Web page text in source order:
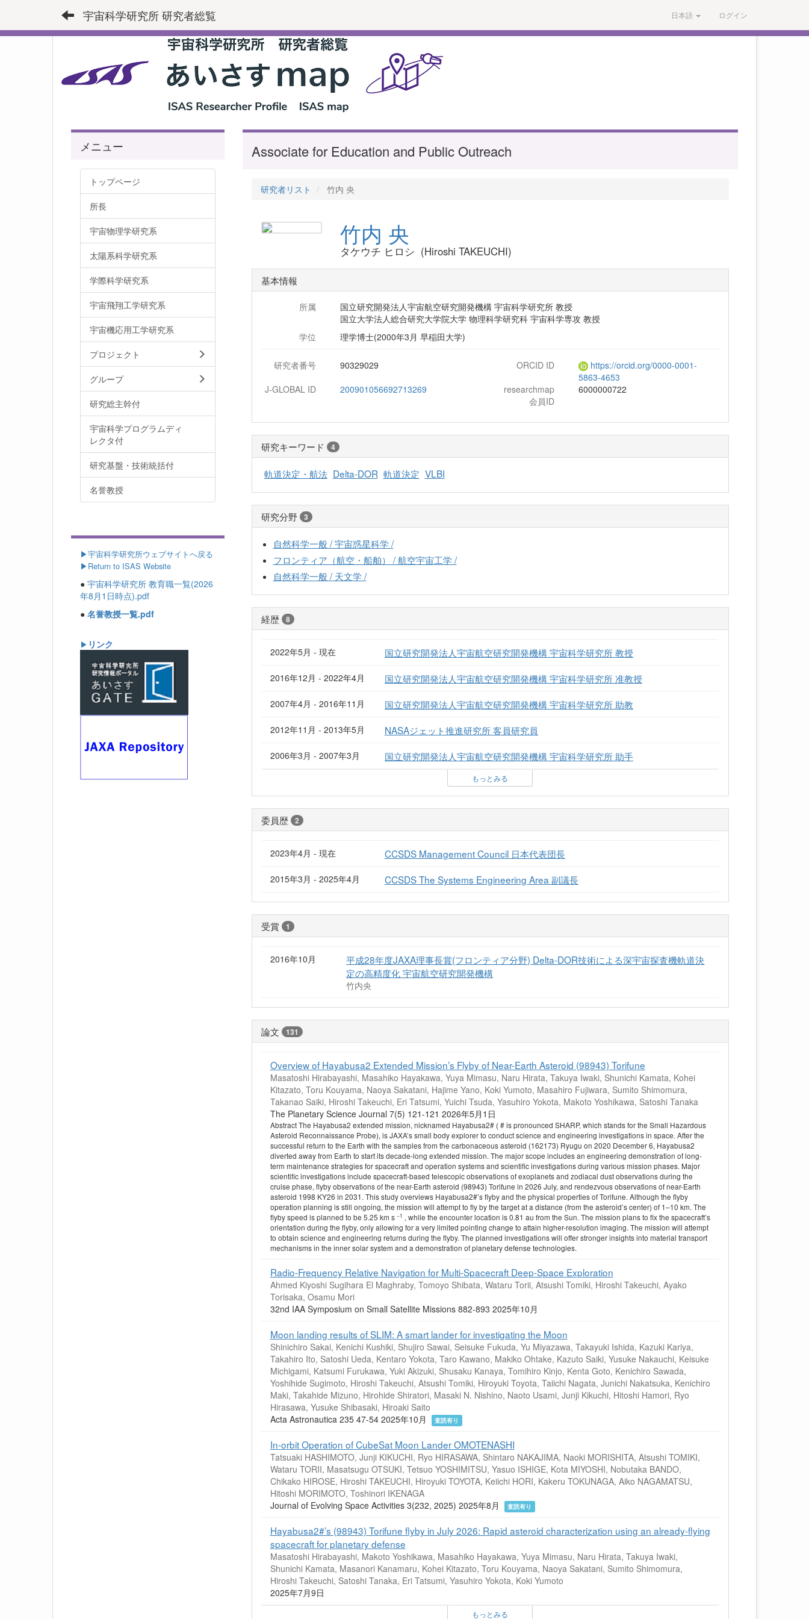
宇宙科学研究所 研究者総覧 日本語 ログイン
Associate for Education and Public Outreach
研究者リスト 竹内 央
竹内 央
タケウチ ヒロシ (Hiroshi TAKEUCHI)
基本情報
所属
国立研究開発法人宇宙航空研究開発機構 宇宙科学研究所 教授
国立大学法人総合研究大学院大学 物理科学研究科 宇宙科学専攻 教授
学位
理学博士(2000年3月 早稲田大学)
研究者番号 90329029 ORCID ID
https://orcid.org/0000-0001-
5863-4653
J-GLOBAL ID
200901056692713269
researchmap
会員ID
6000000722
研究キーワード 4
軌道決定・航法 Delta-DOR 軌道決定 VLBI
研究分野 3
自然科学一般 / 宇宙惑星科学 /
フロンティア（航空・船舶） / 航空宇宙工学 /
自然科学一般 / 天文学 /
経歴 8
2022年5月 - 現在 国立研究開発法人宇宙航空研究開発機構 宇宙科学研究所 教授
2016年12月 - 2022年4月 国立研究開発法人宇宙航空研究開発機構 宇宙科学研究所 准教授
2007年4月 - 2016年11月 国立研究開発法人宇宙航空研究開発機構 宇宙科学研究所 助教
2012年11月 - 2013年5月 NASAジェット推進研究所 客員研究員
2006年3月 - 2007年3月 国立研究開発法人宇宙航空研究開発機構 宇宙科学研究所 助手
もっとみる
委員歴 2
2023年4月 - 現在 CCSDS Management Council 日本代表団長
2015年3月 - 2025年4月 CCSDS The Systems Engineering Area 副議長
受賞 1
2016年10月
平成28年度JAXA理事長賞(フロンティア分野) Delta-DOR技術による深宇宙探査機軌道決
定の高精度化 宇宙航空研究開発機構
竹内央
論文 131
Overview of Hayabusa2 Extended Mission’s Flyby of Near-Earth Asteroid (98943) Torifune
Masatoshi Hirabayashi, Masahiko Hayakawa, Yuya Mimasu, Naru Hirata, Takuya Iwaki, Shunichi Kamata, Kohei
Kitazato, Toru Kouyama, Naoya Sakatani, Hajime Yano, Koki Yumoto, Masahiro Fujiwara, Sumito Shimomura,
Takanao Saiki, Hiroshi Takeuchi, Eri Tatsumi, Yuichi Tsuda, Yasuhiro Yokota, Makoto Yoshikawa, Satoshi Tanaka
The Planetary Science Journal 7(5) 121-121 2026年5月1日
Abstract The Hayabusa2 extended mission, nicknamed Hayabusa2# ( # is pronounced SHARP, which stands for the Small Hazardous
Asteroid Reconnaissance Probe), is JAXA’s small body explorer to conduct science and engineering investigations in space. After the
successful return to the Earth with the samples from the carbonaceous asteroid (162173) Ryugu on 2020 December 6, Hayabusa2
diverted away from Earth to start its decade-long extended mission. The major scope includes an engineering demonstration of long-
term maintenance strategies for spacecraft and operation systems and scientific investigations during various mission phases. Major
scientific investigations include spacecraft-based telescopic observations of exoplanets and zodiacal dust observations during the
cruise phase, flyby observations of the near-Earth asteroid (98943) Torifune in 2026 July, and rendezvous observations of near-Earth
asteroid 1998 KY26 in 2031. This study overviews Hayabusa2#’s flyby and the physical properties of Torifune. Although the flyby
operation planning is still ongoing, the mission will attempt to fly by the target at a distance (from the asteroid’s center) of 1–10 km. The
flyby speed is planned to be 5.25 km s −1 , while the encounter location is 0.81 au from the Sun. The mission plans to fix the spacecraft’s
orientation during the flyby, only allowing for a very limited pointing change to attain higher-resolution imaging. The mission will attempt
to obtain science and engineering returns during the flyby. The planned investigations will offer stronger insights into material transport
mechanisms in the inner solar system and a demonstration of planetary defense technologies.
Radio-Frequency Relative Navigation for Multi-Spacecraft Deep-Space Exploration
Ahmed Kiyoshi Sugihara El Maghraby, Tomoyo Shibata, Wataru Torii, Atsushi Tomiki, Hiroshi Takeuchi, Ayako
Torisaka, Osamu Mori
32nd IAA Symposium on Small Satellite Missions 882-893 2025年10月
Moon landing results of SLIM: A smart lander for investigating the Moon
Shinichiro Sakai, Kenichi Kushiki, Shujiro Sawai, Seisuke Fukuda, Yu Miyazawa, Takayuki Ishida, Kazuki Kariya,
Takahiro Ito, Satoshi Ueda, Kentaro Yokota, Taro Kawano, Makiko Ohtake, Kazuto Saiki, Yusuke Nakauchi, Keisuke
Michigami, Katsumi Furukawa, Yuki Akizuki, Shusaku Kanaya, Tomihiro Kinjo, Kenta Goto, Kenichiro Sawada,
Yoshihide Sugimoto, Hiroshi Takeuchi, Atsushi Tomiki, Hiroyuki Toyota, Taiichi Nagata, Junichi Nakatsuka, Kenichiro
Maki, Takahide Mizuno, Hirohide Shiratori, Masaki N. Nishino, Naoto Usami, Junji Kikuchi, Hitoshi Hamori, Ryo
Hirasawa, Yusuke Shibasaki, Hiroaki Saito
Acta Astronautica 235 47-54 2025年10月
査読有り
In-orbit Operation of CubeSat Moon Lander OMOTENASHI
Tatsuaki HASHIMOTO, Junji KIKUCHI, Ryo HIRASAWA, Shintaro NAKAJIMA, Naoki MORISHITA, Atsushi TOMIKI,
Wataru TORII, Masatsugu OTSUKI, Tetsuo YOSHIMITSU, Yasuo ISHIGE, Kota MIYOSHI, Nobutaka BANDO,
Chikako HIROSE, Hiroshi TAKEUCHI, Hiroyuki TOYOTA, Keiichi HORI, Kakeru TOKUNAGA, Aiko NAGAMATSU,
Hitoshi MORIMOTO, Toshinori IKENAGA
Journal of Evolving Space Activities 3(232, 2025) 2025年8月
査読有り
Hayabusa2#’s (98943) Torifune flyby in July 2026: Rapid asteroid characterization using an already-flying
spacecraft for planetary defense
Masatoshi Hirabayashi, Makoto Yoshikawa, Masahiko Hayakawa, Yuya Mimasu, Naru Hirata, Takuya Iwaki,
Shunichi Kamata, Masanori Kanamaru, Kohei Kitazato, Toru Kouyama, Naoya Sakatani, Sumito Shimomura,
Hiroshi Takeuchi, Satoshi Tanaka, Eri Tatsumi, Yasuhiro Yokota, Koki Yumoto
2025年7月9日
もっとみる
メニュー
トップページ
所長
宇宙物理学研究系
太陽系科学研究系
学際科学研究系
宇宙飛翔工学研究系
宇宙機応用工学研究系
プロジェクト
グループ
研究総主幹付
宇宙科学プログラムディ
レクタ付
研究基盤・技術統括付
名誉教授
▶宇宙科学研究所ウェブサイトへ戻る
▶Return to ISAS Website
● 宇宙科学研究所 教育職一覧(2026
年8月1日時点).pdf
● 名誉教授一覧.pdf
▶ リンク